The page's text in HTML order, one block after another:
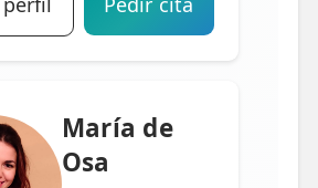
María de
Osa